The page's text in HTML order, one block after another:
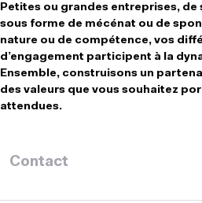
Petites ou grandes entreprises, de
sous forme de mécénat ou de
nature ou de compétence, vos
d’engagement participent à la
Ensemble, construisons un
des valeurs que vous souhaitez
attendues.
Contact